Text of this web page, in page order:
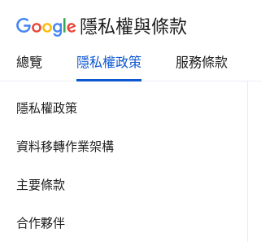
隱私權與條款
總覽 隱私權政策 服務條款
隱私權政策
資料移轉作業架構
主要條款
合作夥伴